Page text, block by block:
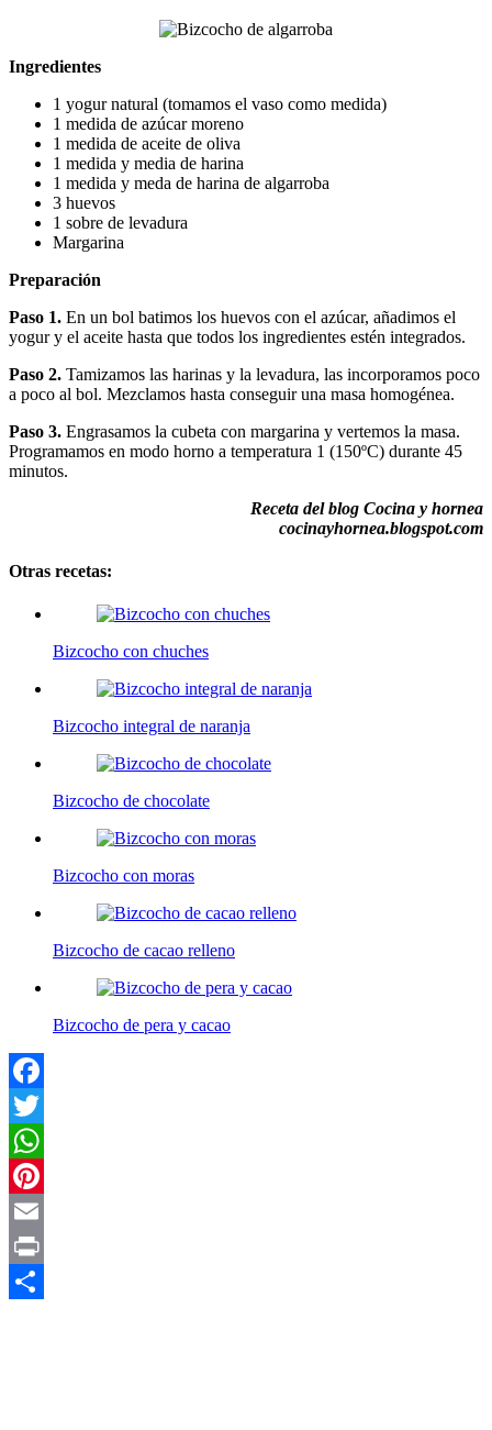
Ingredientes
1 yogur natural (tomamos el vaso como medida)
1 medida de azúcar moreno
1 medida de aceite de oliva
1 medida y media de harina
1 medida y meda de harina de algarroba
3 huevos
1 sobre de levadura
Margarina
Preparación
Paso 1. En un bol batimos los huevos con el azúcar, añadimos el
yogur y el aceite hasta que todos los ingredientes estén integrados.
Paso 2. Tamizamos las harinas y la levadura, las incorporamos poco
a poco al bol. Mezclamos hasta conseguir una masa homogénea.
Paso 3. Engrasamos la cubeta con margarina y vertemos la masa.
Programamos en modo horno a temperatura 1 (150ºC) durante 45
minutos.
Receta del blog Cocina y hornea
cocinayhornea.blogspot.com
Otras recetas:
Bizcocho con chuches
Bizcocho integral de naranja
Bizcocho de chocolate
Bizcocho con moras
Bizcocho de cacao relleno
Bizcocho de pera y cacao
Facebook
Twitter
WhatsApp
Pinterest
Email
Print